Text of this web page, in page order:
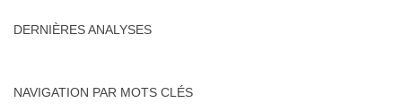
DERNIÈRES ANALYSES
NAVIGATION PAR MOTS CLÉS